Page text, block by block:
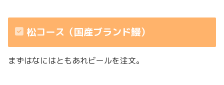
松コース（国産ブランド鰻）
まずはなにはともあれビールを注文。